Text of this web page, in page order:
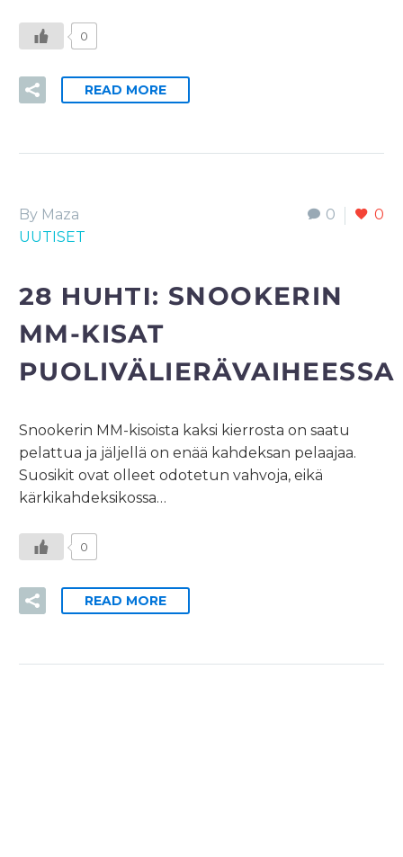
0
READ MORE
0 0
By Maza
UUTISET
28 HUHTI: SNOOKERIN
MM-KISAT
PUOLIVÄLIERÄVAIHEESSA
Snookerin MM-kisoista kaksi kierrosta on saatu
pelattua ja jäljellä on enää kahdeksan pelaajaa.
Suosikit ovat olleet odotetun vahvoja, eikä
kärkikahdeksikossa…
0
READ MORE